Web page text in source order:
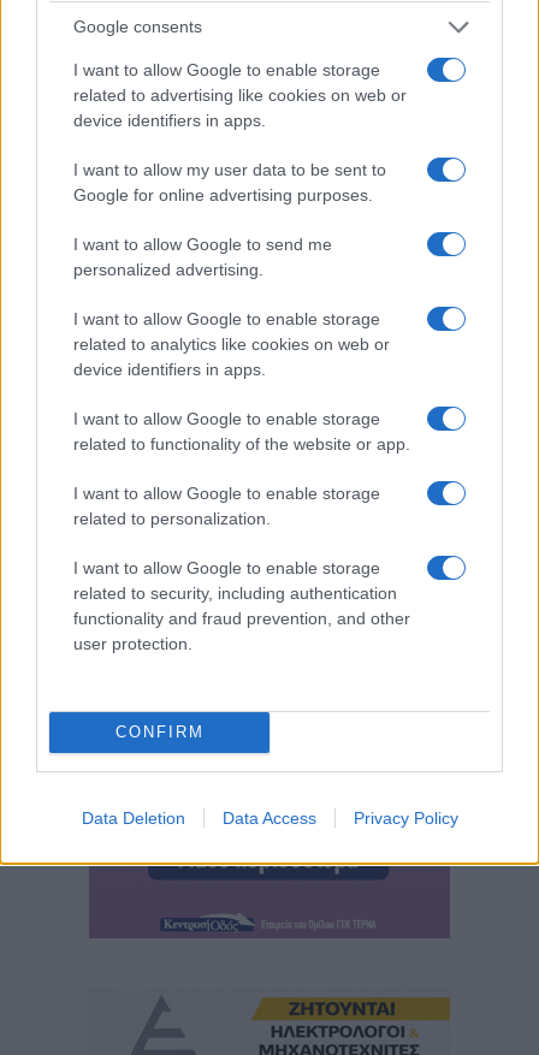
Google consents
I want to allow Google to enable storage
related to advertising like cookies on web or
device identifiers in apps.
I want to allow my user data to be sent to
Google for online advertising purposes.
I want to allow Google to send me
personalized advertising.
I want to allow Google to enable storage
related to analytics like cookies on web or
device identifiers in apps.
I want to allow Google to enable storage
related to functionality of the website or app.
I want to allow Google to enable storage
related to personalization.
I want to allow Google to enable storage
related to security, including authentication
functionality and fraud prevention, and other
user protection.
CONFIRM
Data Deletion Data Access Privacy Policy
“ΠΡΟΣΩΠΟΓΡΑΦΙΕΣ”
της POLITICAL:
“Ένας πολιτικός που
θέλει να είναι
χρήσιμος, όχι
αρεστός”
8 Αυγούστου 2026, 12:57
Ποιοτικός καφές,
προϊόντα
καφεκοπτείου σε 3
8 Αυγούστου 2026, 12:28
μμ